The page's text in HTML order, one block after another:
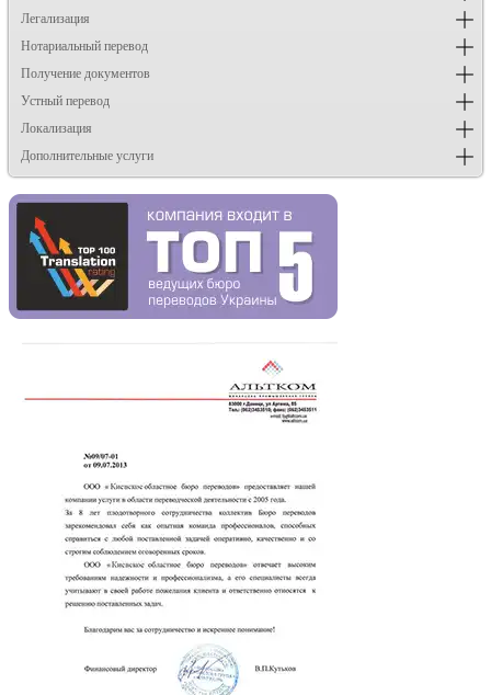
Легализация
Нотариальный перевод
Получение документов
Устный перевод
Локализация
Дополнительные услуги